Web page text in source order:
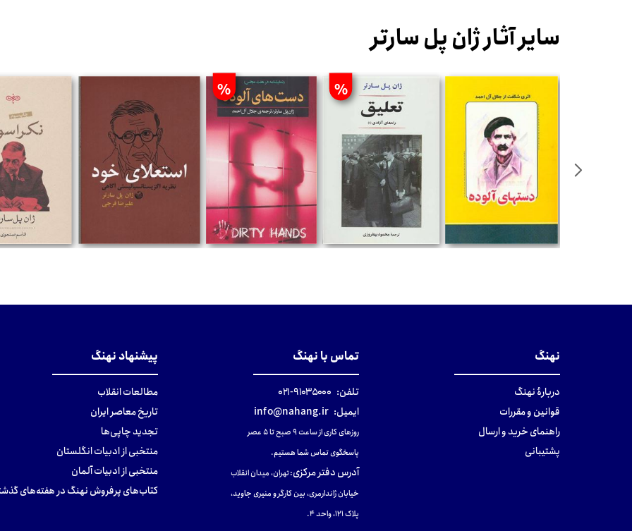
سایر آثار ژان پل سارتر
%
%
نهنگ
دربارهٔ نهنگ
قوانین و مقررات
راهنمای خرید و ارسال
پشتیبانی
تماس با نهنگ
تلفن: ۹۱۰۳۵۰۰۰-۰۲۱
ایمیل: info@nahang.ir
روزهای کاری از ساعت ۹ صبح تا ۵ عصر
پاسخگوی تماس شما هستیم.
آدرس دفتر مرکزی:تهران، میدان انقلاب
خیابان ژاندارمری، بین کارگر و منیری جاوید،
پلاک 121، واحد ۴.
پیشنهاد نهنگ
مطالعات انقلاب
تاریخ معاصر ایران
تجدید چاپی‌ها
منتخبی از ادبیات انگلستان
منتخبی از ادبیات آلمان
کتاب‌های پرفروش نهنگ در هفته‌های